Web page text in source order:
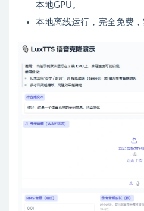
本地GPU。
本地离线运行，完全免费